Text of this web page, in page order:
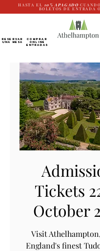
HASTA EL 10% APAGADO
BOLETOS DE ENTRADA
RESERVAR
UNA MESA
Comprar
ONLINE
Entradas
Tickets
October
Visit
England's finest